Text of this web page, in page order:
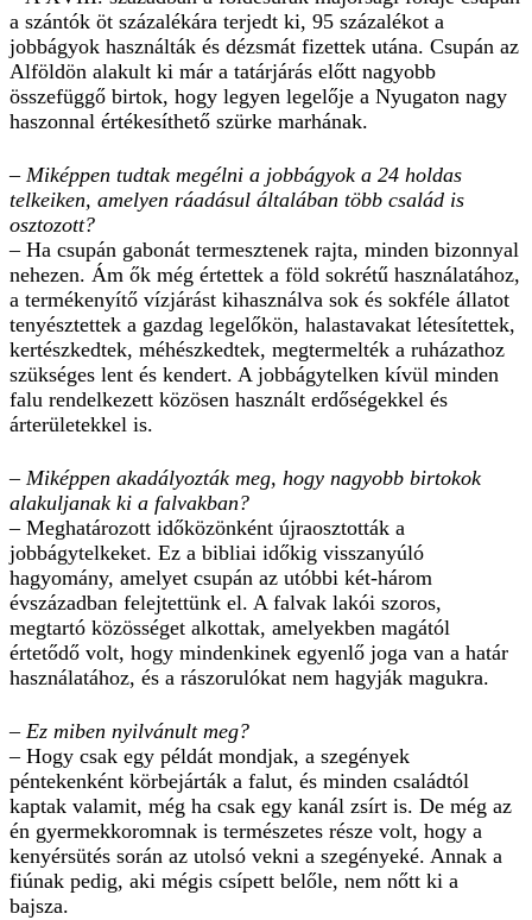
a szántók öt százalékára terjedt ki, 95 százalékot a
jobbágyok használták és dézsmát fizettek utána. Csupán az
Alföldön alakult ki már a tatárjárás előtt nagyobb
összefüggő birtok, hogy legyen legelője a Nyugaton nagy
haszonnal értékesíthető szürke marhának.
– Miképpen tudtak megélni a jobbágyok a 24 holdas
telkeiken, amelyen ráadásul általában több család is
osztozott?
– Ha csupán gabonát termesztenek rajta, minden bizonnyal
nehezen. Ám ők még értettek a föld sokrétű használatához,
a termékenyítő vízjárást kihasználva sok és sokféle állatot
tenyésztettek a gazdag legelőkön, halastavakat létesítettek,
kertészkedtek, méhészkedtek, megtermelték a ruházathoz
szükséges lent és kendert. A jobbágytelken kívül minden
falu rendelkezett közösen használt erdőségekkel és
árterületekkel is.
– Miképpen akadályozták meg, hogy nagyobb birtokok
alakuljanak ki a falvakban?
– Meghatározott időközönként újraosztották a
jobbágytelkeket. Ez a bibliai időkig visszanyúló
hagyomány, amelyet csupán az utóbbi két-három
évszázadban felejtettünk el. A falvak lakói szoros,
megtartó közösséget alkottak, amelyekben magától
értetődő volt, hogy mindenkinek egyenlő joga van a határ
használatához, és a rászorulókat nem hagyják magukra.
– Ez miben nyilvánult meg?
– Hogy csak egy példát mondjak, a szegények
péntekenként körbejárták a falut, és minden családtól
kaptak valamit, még ha csak egy kanál zsírt is. De még az
én gyermekkoromnak is természetes része volt, hogy a
kenyérsütés során az utolsó vekni a szegényeké. Annak a
fiúnak pedig, aki mégis csípett belőle, nem nőtt ki a
bajsza.